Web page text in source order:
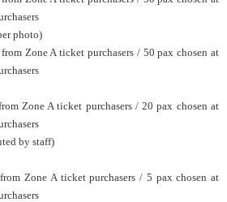
photo)
Zone A ticket purchasers / 50 pax chosen at
Zone A ticket purchasers / 20 pax chosen at
by staff)
Zone A ticket purchasers / 5 pax chosen at